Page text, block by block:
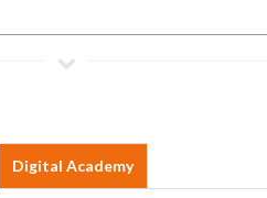
Digital Academy